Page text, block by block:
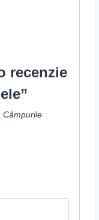
recenzie
Câmpurile